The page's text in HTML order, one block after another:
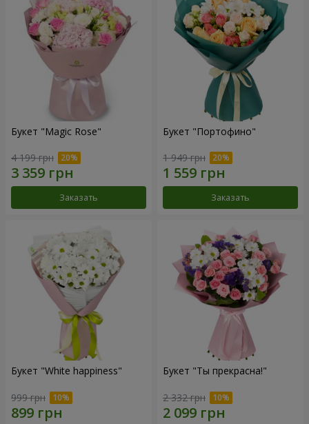
Букет "Magic Rose"
4 199 грн
Заказать
Букет "Портофино"
1 949 грн
Заказать
Букет "White happiness"
999 грн
Букет "Ты прекрасна!"
2 332 грн